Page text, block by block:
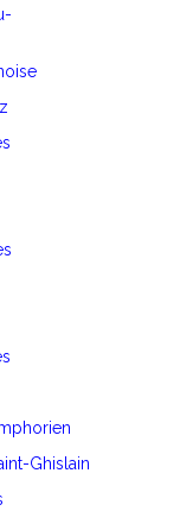
Ghislain